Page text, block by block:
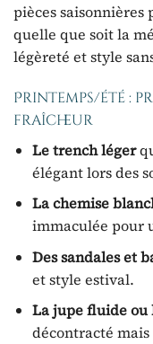
pièces
quelle que soit la
légèreté et style
Printemps/été :
fraîcheur
Le trench léger
élégant lors des
La chemise
immaculée pour
Des sandales et
et style estival.
La jupe fluide ou
décontracté